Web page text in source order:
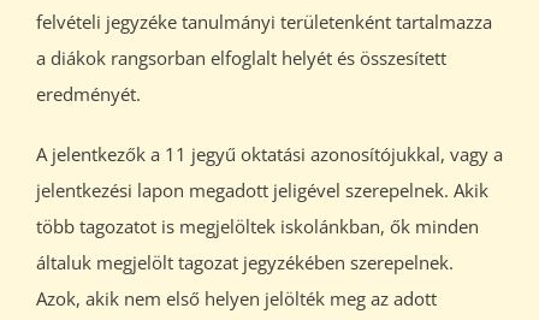
felvételi jegyzéke tanulmányi területenként tartalmazza
a diákok rangsorban elfoglalt helyét és összesített
eredményét.
A jelentkezők a 11 jegyű oktatási azonosítójukkal, vagy a
jelentkezési lapon megadott jeligével szerepelnek. Akik
több tagozatot is megjelöltek iskolánkban, ők minden
általuk megjelölt tagozat jegyzékében szerepelnek.
Azok, akik nem első helyen jelölték meg az adott